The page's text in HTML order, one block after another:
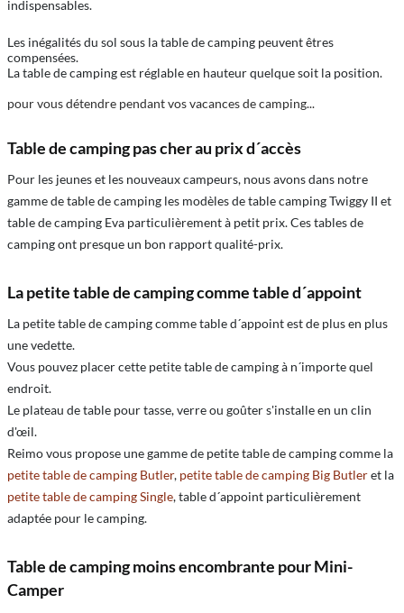
indispensables.
Les inégalités du sol sous la table de camping peuvent êtres
compensées.
La table de camping est réglable en hauteur quelque soit la position.
pour vous détendre pendant vos vacances de camping...
Table de camping pas cher au prix d´accès
Pour les jeunes et les nouveaux campeurs, nous avons dans notre
gamme de table de camping les modèles de table camping Twiggy II et
table de camping Eva particulièrement à petit prix. Ces tables de
camping ont presque un bon rapport qualité-prix.
La petite table de camping comme table d´appoint
La petite table de camping comme table d´appoint est de plus en plus
une vedette.
Vous pouvez placer cette petite table de camping à n´importe quel
endroit.
Le plateau de table pour tasse, verre ou goûter s'installe en un clin
d'œil.
Reimo vous propose une gamme de petite table de camping comme la
petite table de camping Butler, petite table de camping Big Butleret la
petite table de camping Single, table d´appoint particulièrement
adaptée pour le camping.
Table de camping moins encombrante pour Mini-
Camper